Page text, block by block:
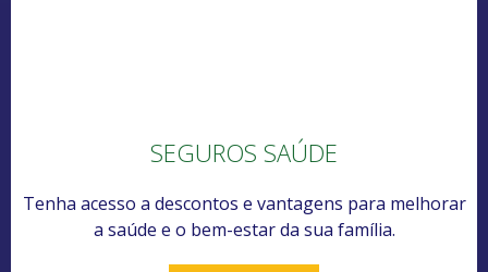
SEGUROS SAÚDE
Tenha acesso a descontos e vantagens para melhorar
a saúde e o bem-estar da sua família.